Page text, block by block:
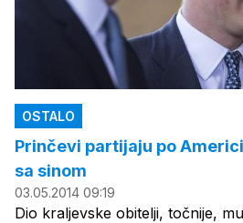
OSTALO
Prinčevi partijaju po
sa sinom
03.05.2014 09:19
Dio kraljevske obitelji, točnije,